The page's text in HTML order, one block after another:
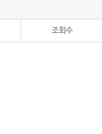
조회수